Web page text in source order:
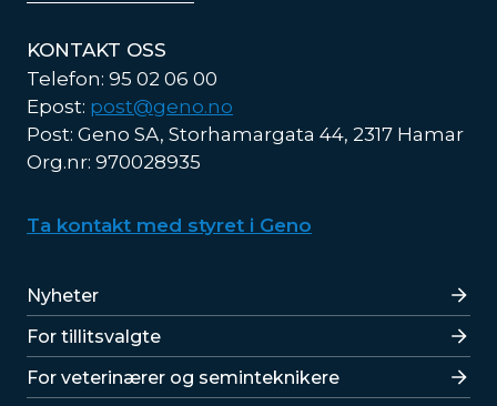
KONTAKT OSS
Telefon: 95 02 06 00
Epost: post@geno.no
Post: Geno SA, Storhamargata 44, 2317 Hamar
Org.nr: 970028935
Ta kontakt med styret i Geno
Lenker
Nyheter
For tillitsvalgte
For veterinærer og seminteknikere